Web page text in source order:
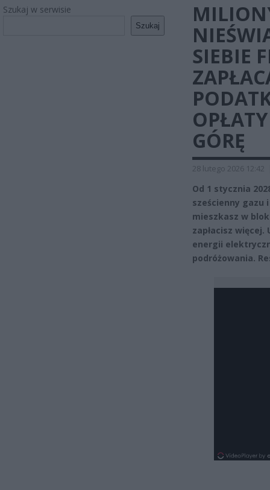
Szukaj w serwisie
Szukaj
SIEBIE
GÓRĘ
28 lutego 2026 12:42
Od 1 stycznia
sześcienny gazu
mieszkasz w
zapłacisz
energii
podróżowania.